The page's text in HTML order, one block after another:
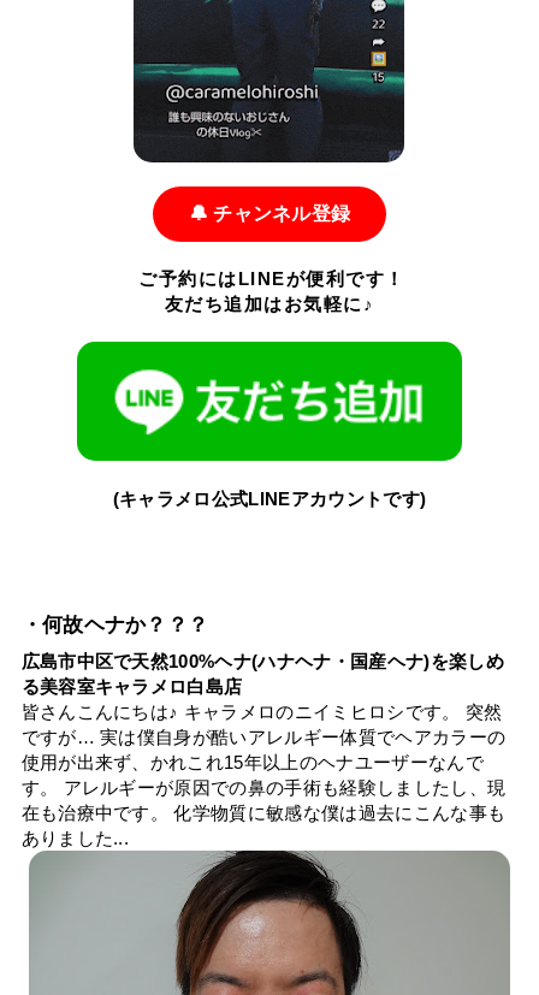
🔔 チャンネル登録
ご予約にはLINEが便利です！
友だち追加はお気軽に♪
(キャラメロ公式LINEアカウントです)
・何故ヘナか？？？
広島市中区で天然100%ヘナ(ハナヘナ・国産ヘナ)を楽しめ
る美容室キャラメロ白島店
皆さんこんにちは♪ キャラメロのニイミヒロシです。 突然
ですが… 実は僕自身が酷いアレルギー体質でヘアカラーの
使用が出来ず、かれこれ15年以上のヘナユーザーなんで
す。 アレルギーが原因での鼻の手術も経験しましたし、現
在も治療中です。 化学物質に敏感な僕は過去にこんな事も
ありました...